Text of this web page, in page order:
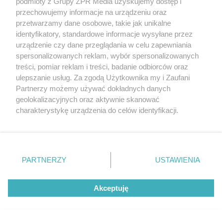
zwycięstwo daje satysfakcję
Śląsk Wrocław - Cracovia. Kto
faworytem niedzielnego starcia?
ZOBACZ WIĘCEJ
przechowujemy informacje na urządzeniu oraz
przetwarzamy dane osobowe, takie jak unikalne
identyfikatory, standardowe informacje wysyłane przez
urządzenie czy dane przeglądania w celu zapewniania
spersonalizowanych reklam, wybór spersonalizowanych
treści, pomiar reklam i treści, badanie odbiorców oraz
ulepszanie usług. Za zgodą Użytkownika my i Zaufani
Partnerzy możemy używać dokładnych danych
geolokalizacyjnych oraz aktywnie skanować
charakterystykę urządzenia do celów identyfikacji.
zmienić/wycofać klikając przycisk ustawień prywatności
znajdujący się w lewym dolnym rogu strony
rodzaje przetwarzania danych nie wymagają zgody
użytkownika, ale masz prawo sprzeciwić się takiemu
przetwarzaniu. Preferencje będą miały zastosowanie tylko
PARTNERZY USTAWIENIA
Akceptuję